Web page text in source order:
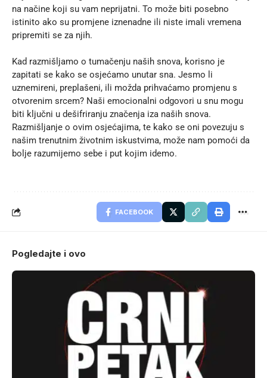
na načine koji su vam neprijatni. To može biti posebno
istinito ako su promjene iznenadne ili niste imali vremena
pripremiti se za njih.
Kad razmišljamo o tumačenju naših snova, korisno je
zapitati se kako se osjećamo unutar sna. Jesmo li
uznemireni, preplašeni, ili možda prihvaćamo promjenu s
otvorenim srcem? Naši emocionalni odgovori u snu mogu
biti ključni u dešifriranju značenja iza naših snova.
Razmišljanje o ovim osjećajima, te kako se oni povezuju s
našim trenutnim životnim iskustvima, može nam pomoći da
bolje razumijemo sebe i put kojim idemo.
FACEBOOK
Pogledajte i ovo